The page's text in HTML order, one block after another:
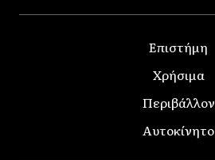
Επιστήμη
Χρήσιμα
Περιβάλλον
Αυτοκίνητο